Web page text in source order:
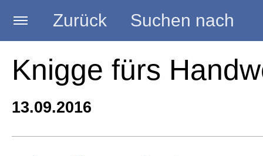
Zurück Suchen nach
Startseite
BLOG HANDWERK
Knigge fürs
13.09.2016